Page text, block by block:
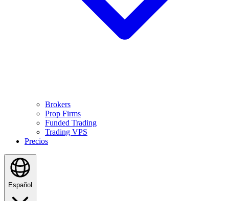
Brokers
Prop Firms
Funded Trading
Trading VPS
Precios
Español